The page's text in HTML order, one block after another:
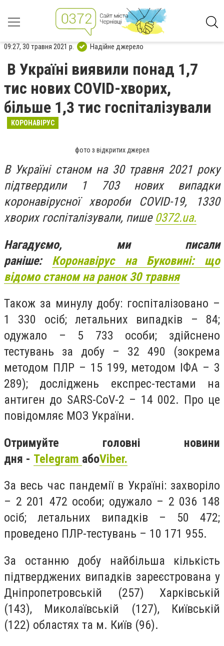
09:27, 30 травня 2021 р. Надійне джерело
В Україні виявили понад 1,7
тис нових COVID-хворих,
більше 1,3 тис госпіталізували
КОРОНАВІРУС
фото з відкритих джерел
​​В Україні станом на 30 травня 2021 року
підтвердили 1 703 нових випадки
коронавірусної хвороби COVID-19, 1330
хворих госпіталізували, пише 0372.ua.
Нагадуємо, ми писали
раніше: Коронавірус на Буковині: що
відомо станом на ранок 30 травня
Також за минулу добу: госпіталізовано –
1 330 осіб; летальних випадків – 84;
одужало – 5 733 особи; здійснено
тестувань за добу – 32 490 (зокрема
методом ПЛР – 15 199, методом ІФА – 3
289); досліджень експрес-тестами на
антиген до SARS-CoV-2 – 14 002. Про це
повідомляє МОЗ України.
Отримуйте головні новини
дня - Telegram абоViber.
За весь час пандемії в Україні: захворіло
– 2 201 472 особи; одужало – 2 036 148
осіб; летальних випадків – 50 472;
проведено ПЛР-тестувань – 10 171 955.
За останню добу найбільша кількість
підтверджених випадків зареєстрована у
Дніпропетровській (257) Харківській
(143), Миколаївській (127), Київській
(122) областях та м. Київ (96).